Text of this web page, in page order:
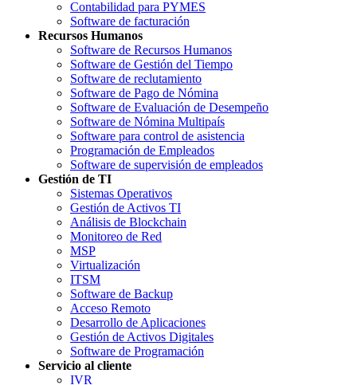
Contabilidad para PYMES
Software de facturación
Recursos Humanos
Software de Recursos Humanos
Software de Gestión del Tiempo
Software de reclutamiento
Software de Pago de Nómina
Software de Evaluación de Desempeño
Software de Nómina Multipaís
Software para control de asistencia
Programación de Empleados
Software de supervisión de empleados
Gestión de TI
Sistemas Operativos
Gestión de Activos TI
Análisis de Blockchain
Monitoreo de Red
MSP
Virtualización
ITSM
Software de Backup
Acceso Remoto
Desarrollo de Aplicaciones
Gestión de Activos Digitales
Software de Programación
Servicio al cliente
IVR